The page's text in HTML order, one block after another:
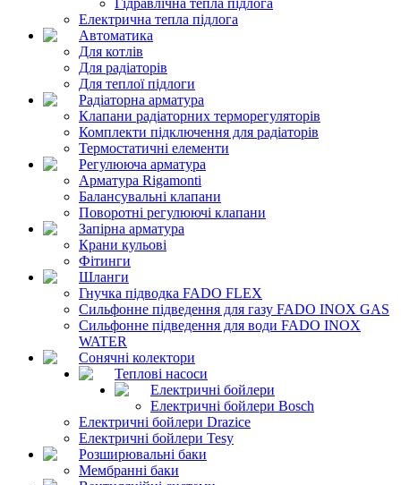
Гідравлічна тепла підлога
Електрична тепла підлога
Автоматика
Для котлів
Для радіаторів
Для теплої підлоги
Радіаторна арматура
Клапани радіаторних терморегуляторів
Комплекти підключення для радіаторів
Термостатичні елементи
Регулююча арматура
Арматура Rigamonti
Балансувальні клапани
Поворотні регулюючі клапани
Запірна арматура
Крани кульові
Фітинги
Шланги
Гнучка підводка FADO FLEX
Сильфонне підведення для газу FADO INOX GAS
Сильфонне підведення для води FADO INOX
WATER
Сонячні колектори
Теплові насоси
Електричні бойлери
Електричні бойлери Bosch
Електричні бойлери Drazice
Електричні бойлери Tesy
Розширювальні баки
Мембранні баки